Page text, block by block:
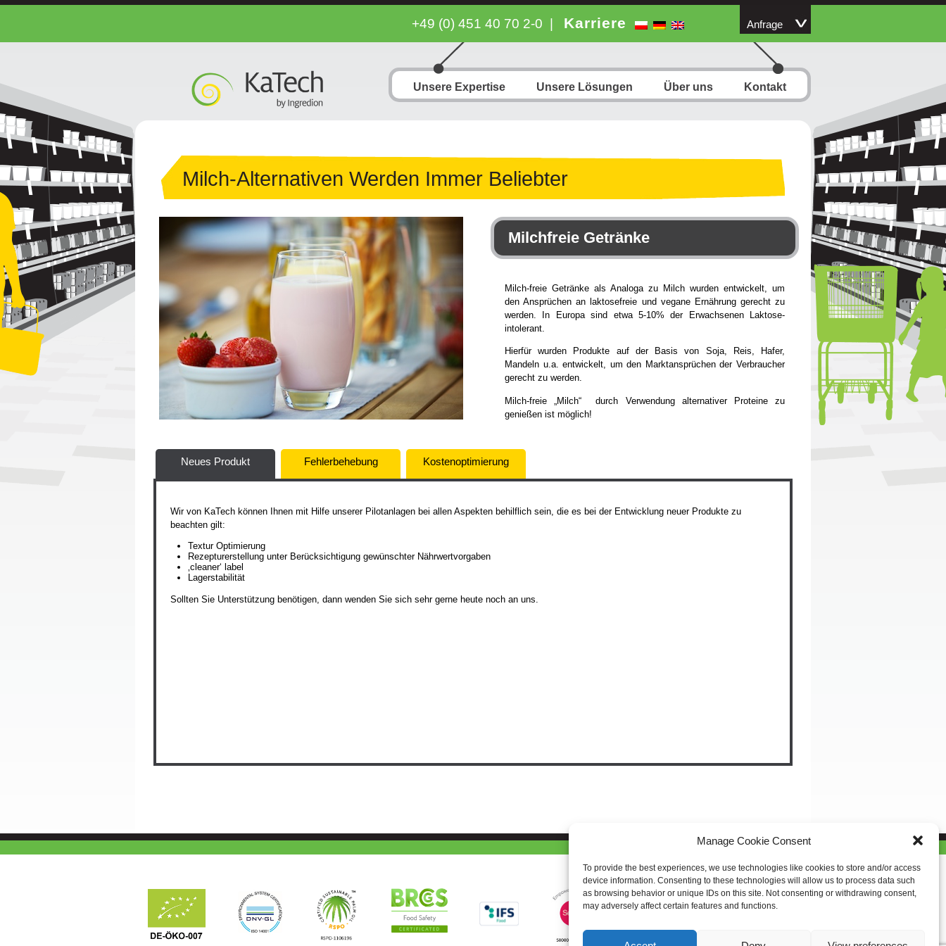
Manage Cookie Consent
To provide the best experiences, we use technologies like cookies to store and/or access
device information. Consenting to these technologies will allow us to process data such
as browsing behavior or unique IDs on this site. Not consenting or withdrawing consent,
may adversely affect certain features and functions.
+49 (0) 451 40 70 2-0 Karriere Anfrage
Unsere Expertise Unsere Lösungen Über uns Kontakt
Milch-Alternativen Werden Immer Beliebter
Milchfreie Getränke
Milch-freie Getränke als Analoga zu Milch wurden entwickelt, um
den Ansprüchen an laktosefreie und vegane Ernährung gerecht zu
werden. In Europa sind etwa 5-10% der Erwachsenen Laktose-
intolerant.
Hierfür wurden Produkte auf der Basis von Soja, Reis, Hafer,
Mandeln u.a. entwickelt, um den Marktansprüchen der Verbraucher
gerecht zu werden.
Milch-freie „Milch“ durch Verwendung alternativer Proteine zu
genießen ist möglich!
Neues Produkt Fehlerbehebung Kostenoptimierung
Wir von KaTech können Ihnen mit Hilfe unserer Pilotanlagen bei allen Aspekten behilflich sein, die es bei der Entwicklung neuer Produkte zu
beachten gilt:
Textur Optimierung
Rezepturerstellung unter Berücksichtigung gewünschter Nährwertvorgaben
‚cleaner‘ label
Lagerstabilität
Sollten Sie Unterstützung benötigen, dann wenden Sie sich sehr gerne heute noch an uns.